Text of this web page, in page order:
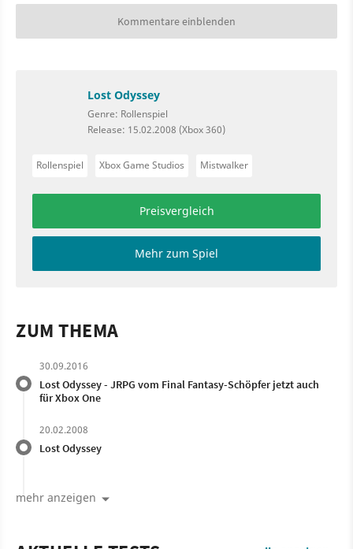
Kommentare einblenden
Lost Odyssey
Genre: Rollenspiel
Release: 15.02.2008 (Xbox 360)
Rollenspiel Xbox Game Studios Mistwalker
Preisvergleich
Mehr zum Spiel
ZUM THEMA
30.09.2016
Lost Odyssey - JRPG vom Final Fantasy-Schöpfer jetzt auch
für Xbox One
20.02.2008
Lost Odyssey
mehr anzeigen